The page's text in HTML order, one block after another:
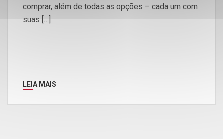
comprar, além de todas as opções – cada um com
suas […]
LEIA MAIS